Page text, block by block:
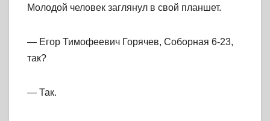
Молодой человек заглянул в свой планшет.
— Егор Тимофеевич Горячев, Соборная 6-23,
так?
— Так.